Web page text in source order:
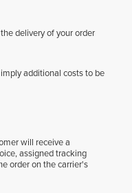
delivery of your order
additional costs to be
will receive a
assigned tracking
order on the carrier's